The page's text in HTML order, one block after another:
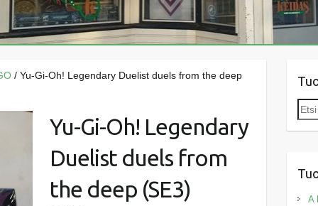
/ Yu-Gi-Oh! Legendary Duelist duels from the deep
Yu-Gi-Oh! Legendary
Duelist duels from
the deep (SE3)
Etsi:
A